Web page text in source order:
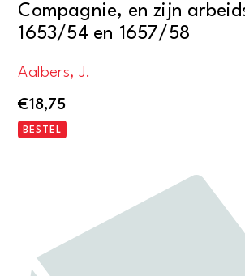
Compagnie, en zijn
1653/54 en 1657/58
Aalbers, J.
€18,75
BESTEL